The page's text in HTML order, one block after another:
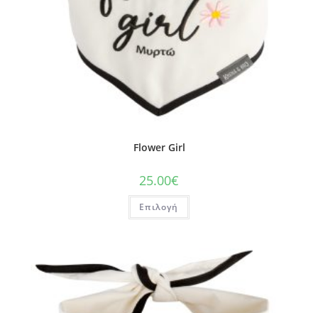
Flower Girl
25.00€
Επιλογή